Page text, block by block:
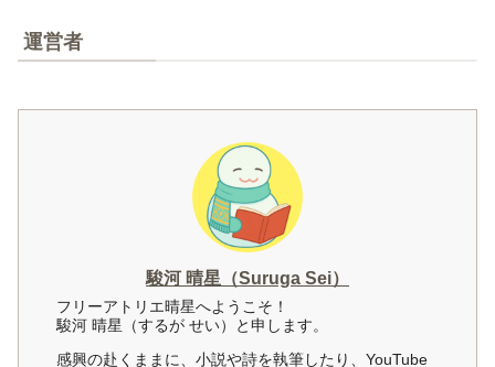
運営者
駿河 晴星（Suruga Sei）
フリーアトリエ晴星へようこそ！
駿河 晴星（するが せい）と申します。
感興の赴くままに、小説や詩を執筆したり、YouTube